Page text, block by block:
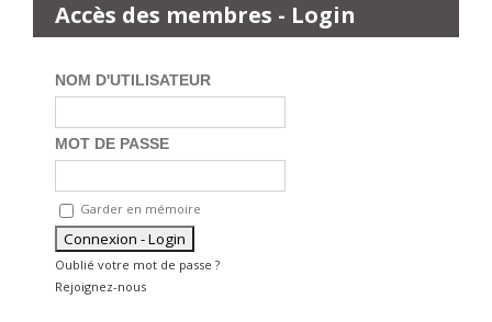
Accès des membres - Login
NOM D'UTILISATEUR
MOT DE PASSE
Garder en mémoire
Oublié votre mot de passe ?
Rejoignez-nous